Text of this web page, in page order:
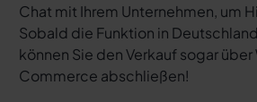
Chat mit Ihrem Unternehmen, um
Sobald die Funktion in
können Sie den Verkauf sogar
Commerce abschließen!